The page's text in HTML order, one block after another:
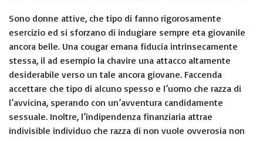
Sono donne attive, che tipo di fanno rigorosamente
esercizio ed si sforzano di indugiare sempre eta giovanile
ancora belle. Una cougar emana fiducia intrinsecamente
stessa, il ad esempio la chavire una attacco altamente
desiderabile verso un tale ancora giovane. Faccenda
accettare che tipo di alcuno spesso e l’uomo che razza di
l’avvicina, sperando con un’avventura candidamente
sessuale. Inoltre, l’indipendenza finanziaria attrae
indivisible individuo che razza di non vuole ovverosia non